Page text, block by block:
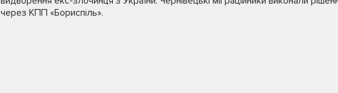
через КПП «Бориспіль».